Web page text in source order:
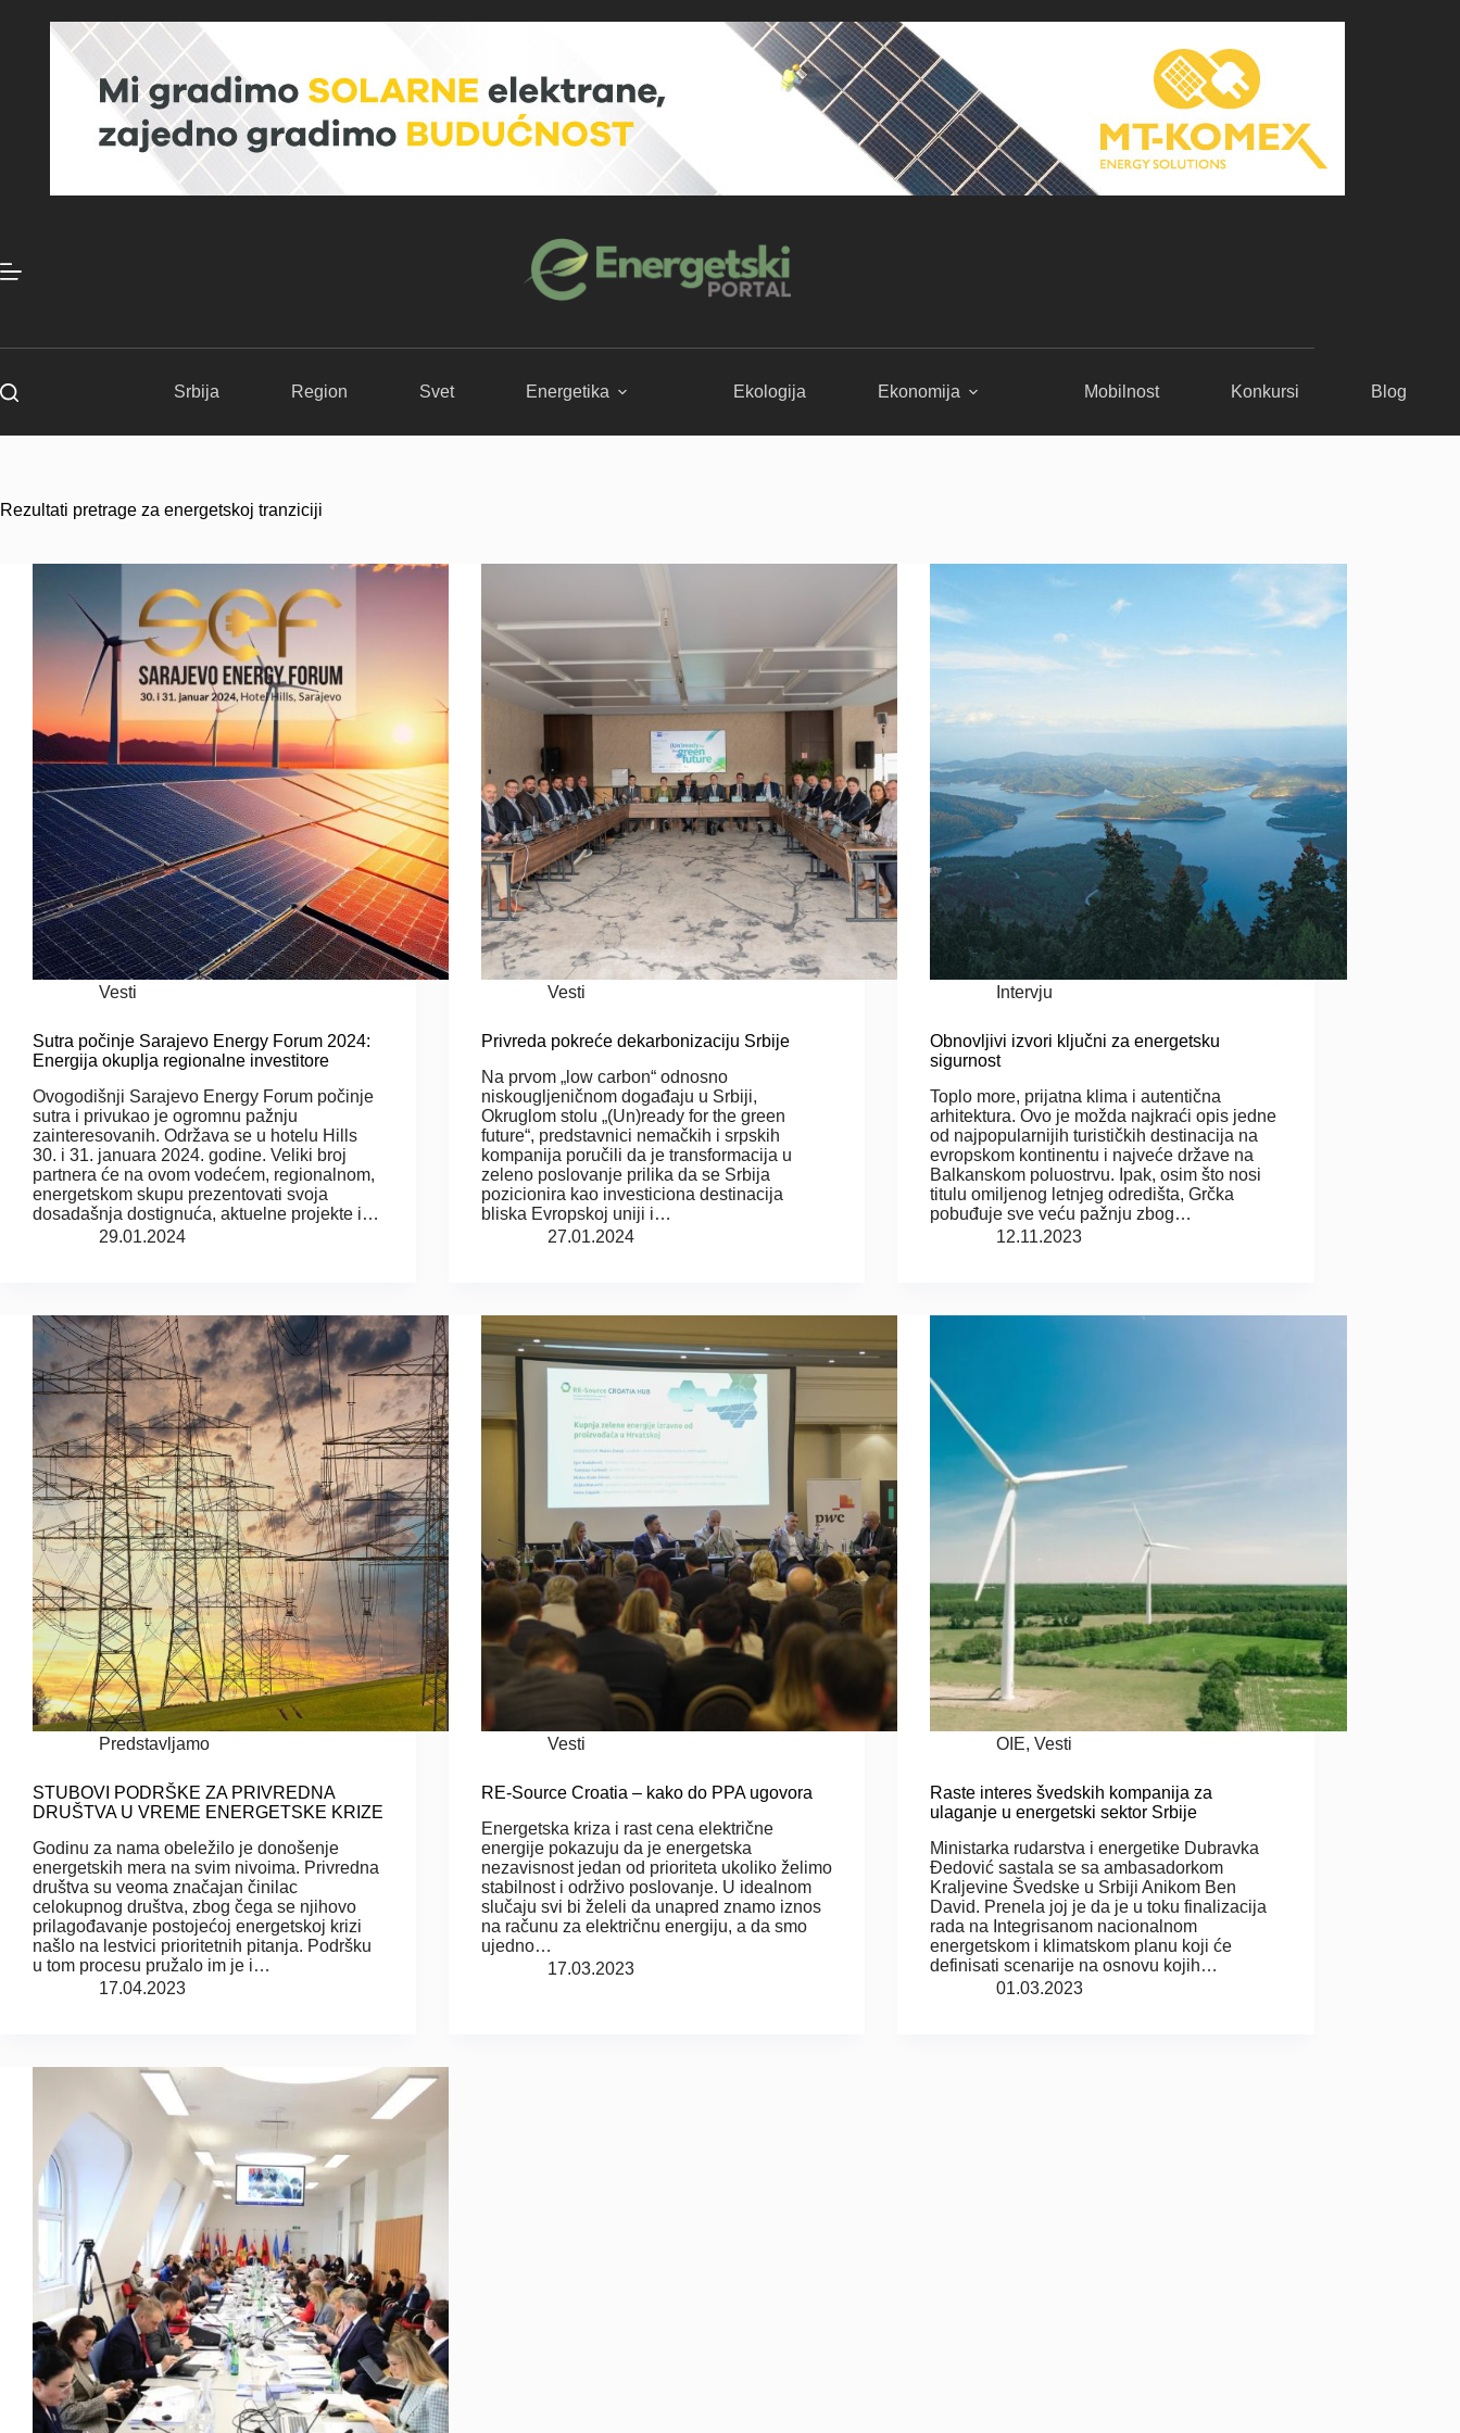
Srbija Region Svet Energetika Ekologija Ekonomija Mobilnost Konkursi Blog
Rezultati pretrage za energetskoj tranziciji
Vesti
Sutra počinje Sarajevo Energy Forum 2024:
Energija okuplja regionalne investitore
Ovogodišnji Sarajevo Energy Forum počinje
sutra i privukao je ogromnu pažnju
zainteresovanih. Održava se u hotelu Hills
30. i 31. januara 2024. godine. Veliki broj
partnera će na ovom vodećem, regionalnom,
energetskom skupu prezentovati svoja
dosadašnja dostignuća, aktuelne projekte i…
29.01.2024
Vesti
Privreda pokreće dekarbonizaciju Srbije
Na prvom „low carbon“ odnosno
niskougljeničnom događaju u Srbiji,
Okruglom stolu „(Un)ready for the green
future“, predstavnici nemačkih i srpskih
kompanija poručili da je transformacija u
zeleno poslovanje prilika da se Srbija
pozicionira kao investiciona destinacija
bliska Evropskoj uniji i…
27.01.2024
Intervju
Obnovljivi izvori ključni za energetsku
sigurnost
Toplo more, prijatna klima i autentična
arhitektura. Ovo je možda najkraći opis jedne
od najpopularnijih turističkih destinacija na
evropskom kontinentu i najveće države na
Balkanskom poluostrvu. Ipak, osim što nosi
titulu omiljenog letnjeg odredišta, Grčka
pobuđuje sve veću pažnju zbog…
12.11.2023
Predstavljamo
STUBOVI PODRŠKE ZA PRIVREDNA
DRUŠTVA U VREME ENERGETSKE KRIZE
Godinu za nama obeležilo je donošenje
energetskih mera na svim nivoima. Privredna
društva su veoma značajan činilac
celokupnog društva, zbog čega se njihovo
prilagođavanje postojećoj energetskoj krizi
našlo na lestvici prioritetnih pitanja. Podršku
u tom procesu pružalo im je i…
17.04.2023
Vesti
RE-Source Croatia – kako do PPA ugovora
Energetska kriza i rast cena električne
energije pokazuju da je energetska
nezavisnost jedan od prioriteta ukoliko želimo
stabilnost i održivo poslovanje. U idealnom
slučaju svi bi želeli da unapred znamo iznos
na računu za električnu energiju, a da smo
ujedno…
17.03.2023
OIE,Vesti
Raste interes švedskih kompanija za
ulaganje u energetski sektor Srbije
Ministarka rudarstva i energetike Dubravka
Đedović sastala se sa ambasadorkom
Kraljevine Švedske u Srbiji Anikom Ben
David. Prenela joj je da je u toku finalizacija
rada na Integrisanom nacionalnom
energetskom i klimatskom planu koji će
definisati scenarije na osnovu kojih…
01.03.2023